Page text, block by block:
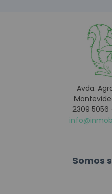
Avda.
2309
Somos